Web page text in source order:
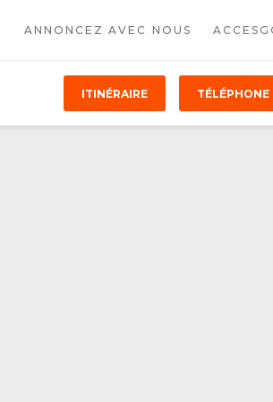
ANNONCEZ AVEC NOUS
ITINÉRAIRE TÉLÉPHONE